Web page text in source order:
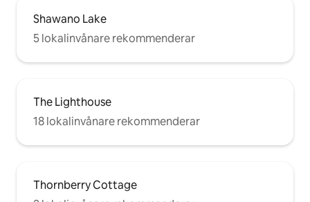
Shawano Lake
5 lokalinvånare rekommenderar
The Lighthouse
18 lokalinvånare rekommenderar
Thornberry Cottage